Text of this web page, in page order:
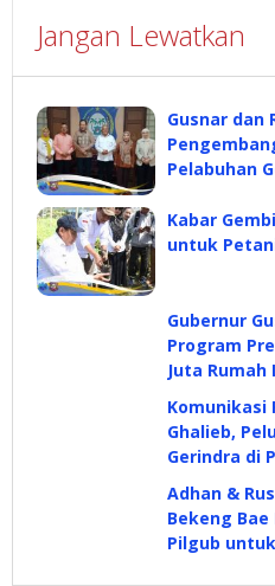
Jangan Lewatkan
Gusnar dan
Pelabuhan
Kabar
untuk
Gubernur
Program
Juta Rumah
Komunikasi
Ghalieb,
Gerindra di
Adhan &
Bekeng
Pilgub